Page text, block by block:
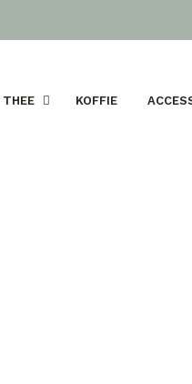
THEE KOFFIE